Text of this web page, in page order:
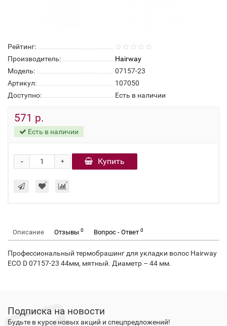
Рейтинг:
Производитель:
Hairway
Модель:
07157-23
Артикул:
107050
Доступно:
Есть в наличии
571 р.
Есть в наличии
+
- Купить
Описание Отзывы 0 Вопрос - Ответ 0
Профессиональный термобрашинг для укладки волос Hairway
ECO D 07157-23 44мм, мятный. Диаметр – 44 мм.
Подписка на новости
Будьте в курсе новых акций и спецпредложений!